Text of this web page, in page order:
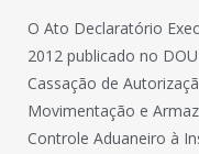
O Ato Declaratório
2012 publicado no
Cassação de
Movimentação e
Controle Aduaneiro à